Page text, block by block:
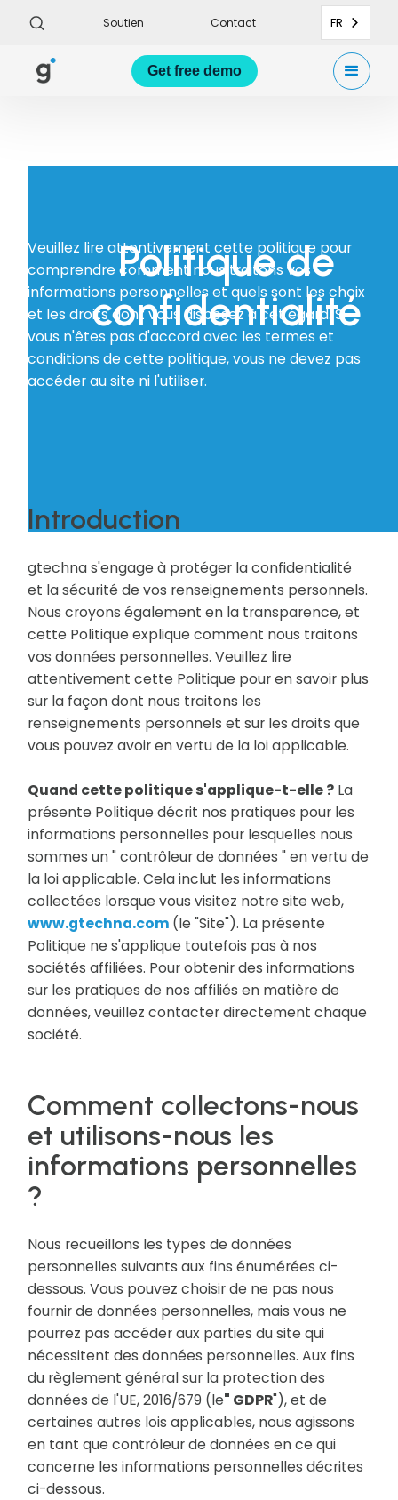
Soutien Contact FR
Get free demo
Politique de
confidentialité
Veuillez lire attentivement cette politique pour
comprendre comment nous traitons vos
informations personnelles et quels sont les choix
et les droits dont vous disposez à cet égard. Si
vous n'êtes pas d'accord avec les termes et
conditions de cette politique, vous ne devez pas
accéder au site ni l'utiliser.
Introduction
gtechna s'engage à protéger la confidentialité
et la sécurité de vos renseignements personnels.
Nous croyons également en la transparence, et
cette Politique explique comment nous traitons
vos données personnelles. Veuillez lire
attentivement cette Politique pour en savoir plus
sur la façon dont nous traitons les
renseignements personnels et sur les droits que
vous pouvez avoir en vertu de la loi applicable.
Quand cette politique s'applique-t-elle ? La
présente Politique décrit nos pratiques pour les
informations personnelles pour lesquelles nous
sommes un " contrôleur de données " en vertu de
la loi applicable. Cela inclut les informations
collectées lorsque vous visitez notre site web,
www.gtechna.com (le "Site"). La présente
Politique ne s'applique toutefois pas à nos
sociétés affiliées. Pour obtenir des informations
sur les pratiques de nos affiliés en matière de
données, veuillez contacter directement chaque
société.
Comment collectons-nous
et utilisons-nous les
informations personnelles
?
Nous recueillons les types de données
personnelles suivants aux fins énumérées ci-
dessous. Vous pouvez choisir de ne pas nous
fournir de données personnelles, mais vous ne
pourrez pas accéder aux parties du site qui
nécessitent des données personnelles. Aux fins
du règlement général sur la protection des
données de l'UE, 2016/679 (le" GDPR"), et de
certaines autres lois applicables, nous agissons
en tant que contrôleur de données en ce qui
concerne les informations personnelles décrites
ci-dessous.